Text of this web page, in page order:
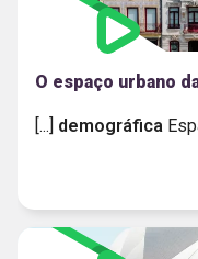
O espaço urbano
[...] demográfica